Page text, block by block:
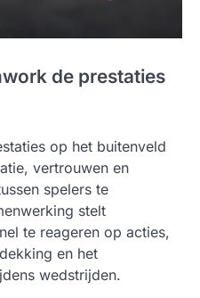
de prestaties
op het buitenveld
vertrouwen en
spelers te
stelt
te reageren op acties,
en het
wedstrijden.